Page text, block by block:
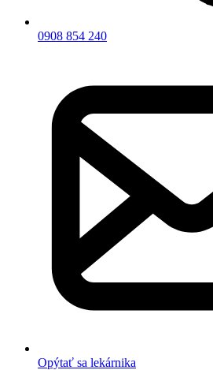
0908 854 240
Opýtať sa lekárnika